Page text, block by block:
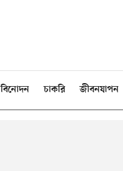
বিনোদন চাকরি জীবনযাপন